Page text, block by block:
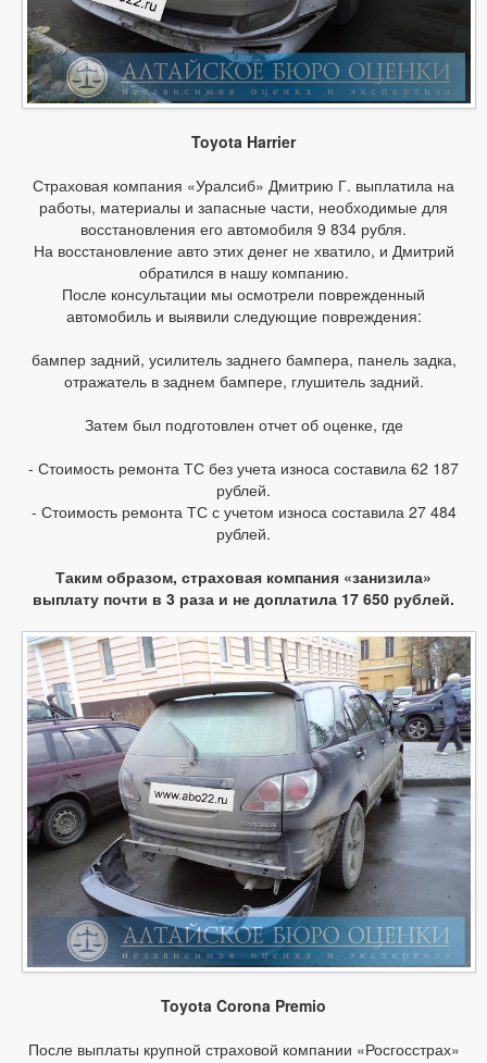
Toyota Harrier
Страховая компания «Уралсиб» Дмитрию Г. выплатила на
работы, материалы и запасные части, необходимые для
восстановления его автомобиля 9 834 рубля.
На восстановление авто этих денег не хватило, и Дмитрий
обратился в нашу компанию.
После консультации мы осмотрели поврежденный
автомобиль и выявили следующие повреждения:
бампер задний, усилитель заднего бампера, панель задка,
отражатель в заднем бампере, глушитель задний.
Затем был подготовлен отчет об оценке, где
- Стоимость ремонта ТС без учета износа составила 62 187
рублей.
- Стоимость ремонта ТС с учетом износа составила 27 484
рублей.
Таким образом, страховая компания «занизила»
выплату почти в 3 раза и не доплатила 17 650 рублей.
Toyota Corona Premio
После выплаты крупной страховой компании «Росгосстрах»